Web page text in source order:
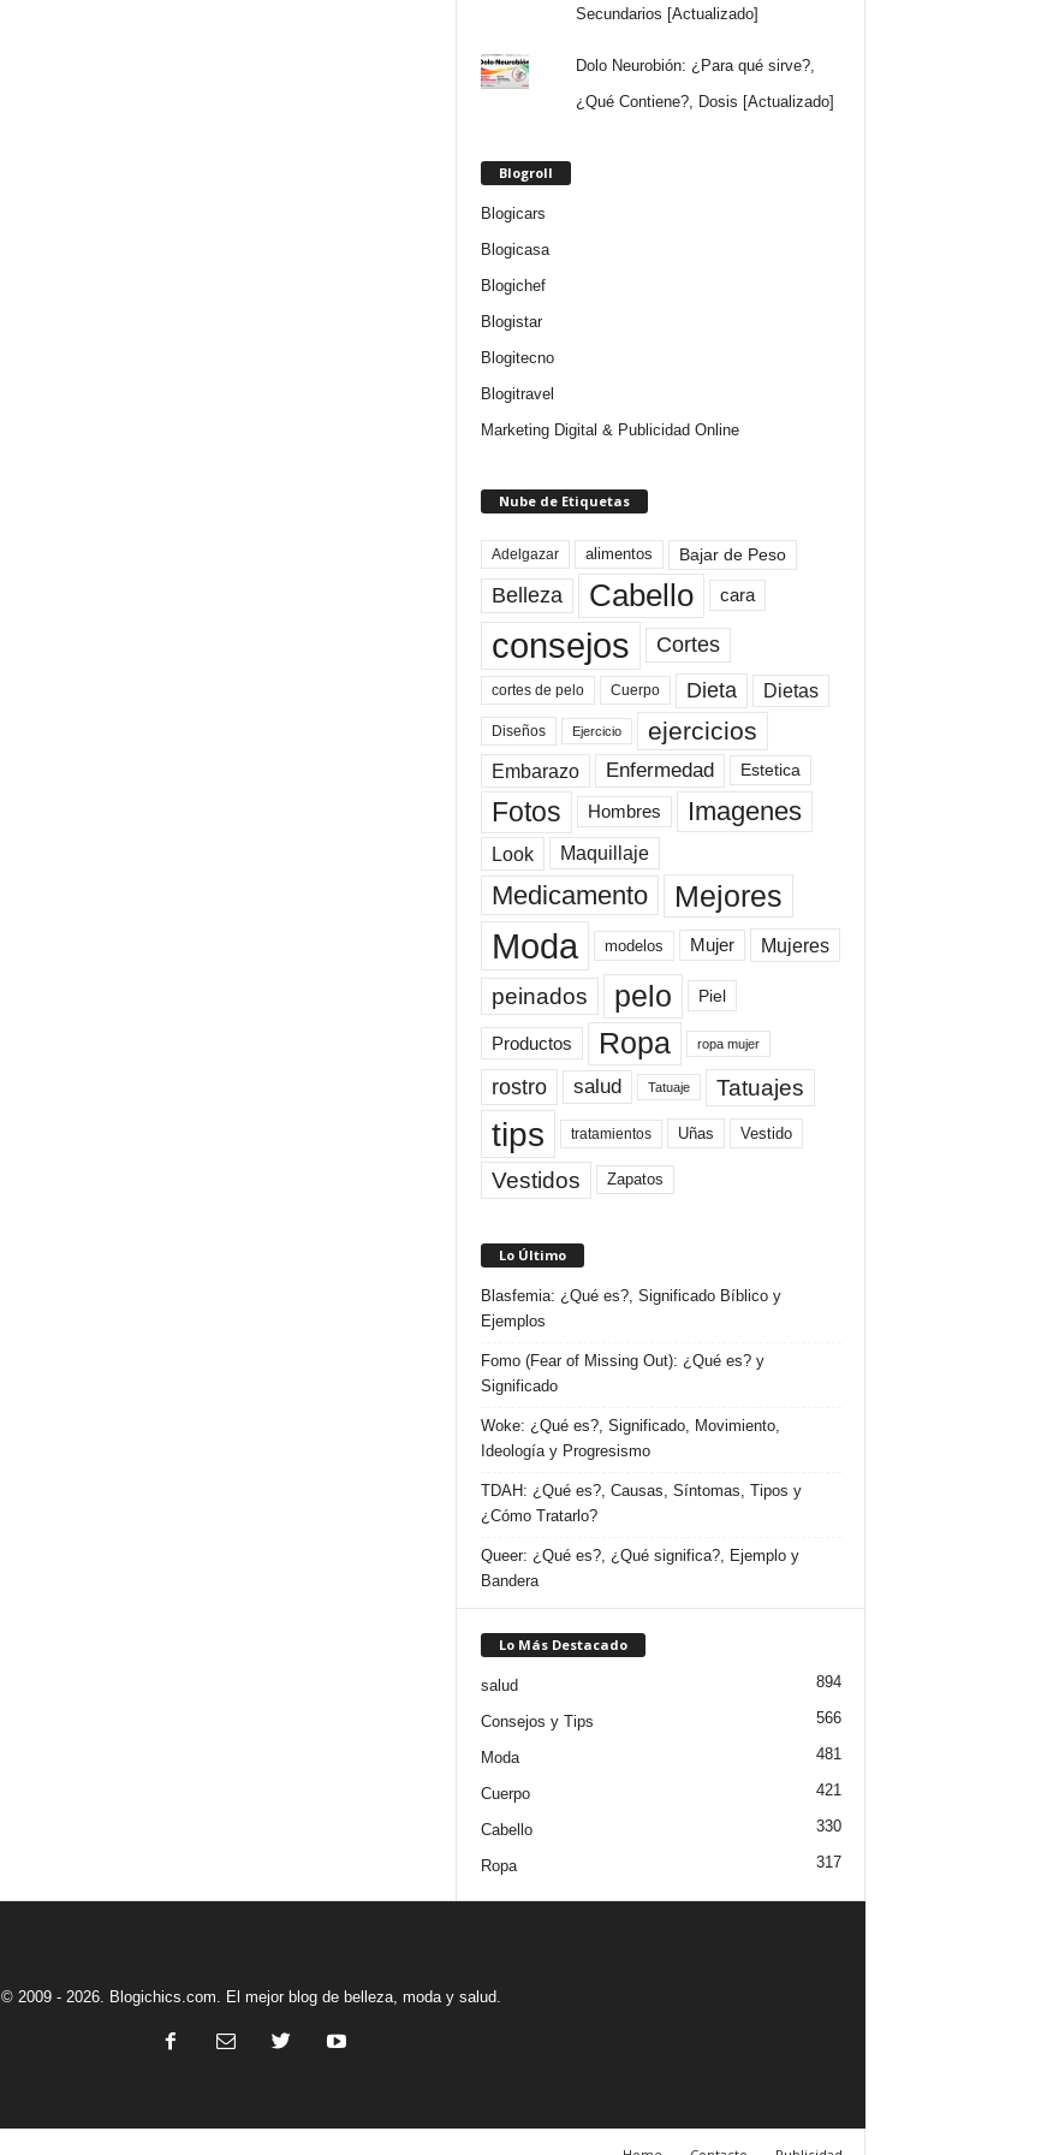
Secundarios [Actualizado]
Dolo Neurobión: ¿Para qué sirve?,
¿Qué Contiene?, Dosis [Actualizado]
Blogroll
Blogicars
Blogicasa
Blogichef
Blogistar
Blogitecno
Blogitravel
Marketing Digital & Publicidad Online
Nube de Etiquetas
Adelgazar alimentos Bajar de Peso
Belleza Cabello cara
consejos Cortes
cortes de pelo Cuerpo Dieta Dietas
Diseños Ejercicio ejercicios
Embarazo Enfermedad Estetica
Fotos Hombres Imagenes
Look Maquillaje
Medicamento Mejores
Moda modelos Mujer Mujeres
peinados pelo Piel
Productos Ropa ropa mujer
rostro salud Tatuaje Tatuajes
tips tratamientos Uñas Vestido
Vestidos Zapatos
Lo Último
Blasfemia: ¿Qué es?, Significado Bíblico y
Ejemplos
Fomo (Fear of Missing Out): ¿Qué es? y
Significado
Woke: ¿Qué es?, Significado, Movimiento,
Ideología y Progresismo
TDAH: ¿Qué es?, Causas, Síntomas, Tipos y
¿Cómo Tratarlo?
Queer: ¿Qué es?, ¿Qué significa?, Ejemplo y
Bandera
Lo Más Destacado
salud 894
Consejos y Tips 566
Moda 481
Cuerpo 421
Cabello 330
Ropa 317
© 2009 - 2026. Blogichics.com. El mejor blog de belleza, moda y salud.